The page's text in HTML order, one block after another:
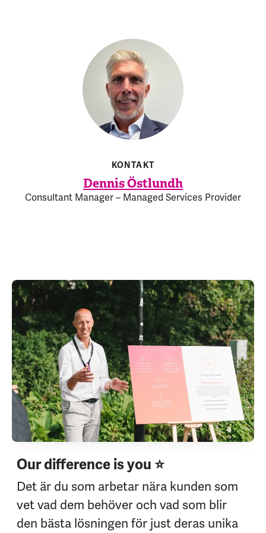
KONTAKT
Dennis Östlundh
Consultant Manager – Managed Services Provider
Our difference is you ⭐
Det är du som arbetar nära kunden som
vet vad dem behöver och vad som blir
den bästa lösningen för just deras unika